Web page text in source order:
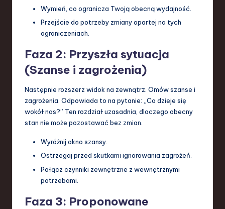
Wymień, co ogranicza Twoją obecną wydajność.
Przejście do potrzeby zmiany opartej na tych
ograniczeniach.
Faza 2: Przyszła sytuacja
(Szanse i zagrożenia)
Następnie rozszerz widok na zewnątrz. Omów szanse i
zagrożenia. Odpowiada to na pytanie: „Co dzieje się
wokół nas?” Ten rozdział uzasadnia, dlaczego obecny
stan nie może pozostawać bez zmian.
Wyróżnij okno szansy.
Ostrzegaj przed skutkami ignorowania zagrożeń.
Połącz czynniki zewnętrzne z wewnętrznymi
potrzebami.
Faza 3: Proponowane